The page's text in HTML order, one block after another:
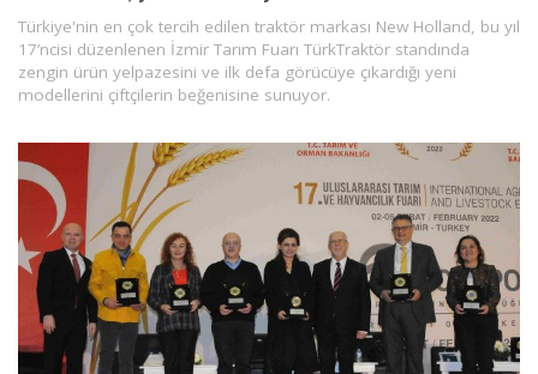
Türkiye'nin en çok tercih edilen traktör markası New Holland, bu yıl
17’ncisi düzenlenen İzmir Tarım Fuarı TürkTraktör standında
zengin ürün yelpazesini ve ilk defa görücüye çıkardığı yeni
modellerini çiftçilerin beğenisine sunuyor.